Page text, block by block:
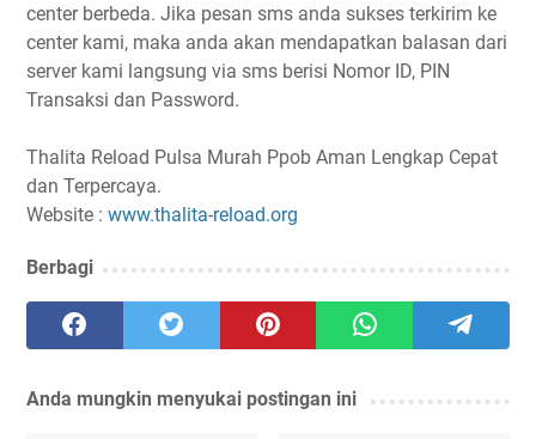
center berbeda. Jika pesan sms anda sukses terkirim ke
center kami, maka anda akan mendapatkan balasan dari
server kami langsung via sms berisi Nomor ID, PIN
Transaksi dan Password.
Thalita Reload Pulsa Murah Ppob Aman Lengkap Cepat
dan Terpercaya.
Website : www.thalita-reload.org
Berbagi
Anda mungkin menyukai postingan ini